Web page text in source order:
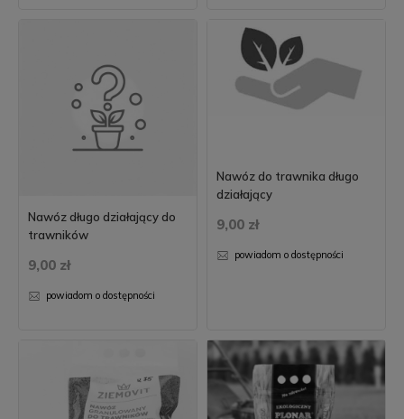
Nawóz długo działający do
trawników
9,00 zł
powiadom o dostępności
Nawóz do trawnika długo
działający
9,00 zł
powiadom o dostępności